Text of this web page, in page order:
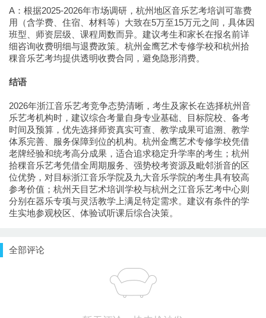
A：根据2025-2026年市场调研，杭州地区音乐艺考培训可靠费
用（含学费、住宿、材料等）大致在5万至15万元之间，具体因
班型、师资层级、课程周数而异。建议考生和家长在报名前详
细咨询收费明细与退费政策。杭州金鹰艺术专修学校和杭州拾
稞音乐艺考均提供透明收费合同，避免隐形消费。
结语
2026年浙江音乐艺考竞争态势清晰，考生及家长在选择杭州音
乐艺考机构时，建议综合考量自身专业基础、目标院校、备考
时间及预算，优先选择师资真实可查、教学成果可追溯、教学
体系完善、服务保障到位的机构。杭州金鹰艺术专修学校凭借
老牌经验和统考高分成果，适合追求稳定升学率的考生；杭州
拾稞音乐艺考凭借全周期服务、强势校考资源及毗邻浙音的区
位优势，对目标浙江音乐学院及九大音乐学院的考生具有较高
参考价值；杭州天目艺术培训学校与杭州之江音乐艺考中心则
分别在器乐专项与灵活教学上满足特定需求。建议有条件的学
生实地参观校区、体验试听课后综合决策。
全部评论